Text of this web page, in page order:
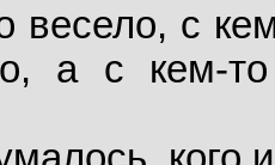
весело, с
а с кем-